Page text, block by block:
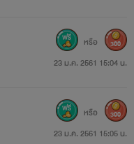
พวิญญาณ
23 ม.ค. 2561 15:04 น.
หรือ 300
23 ม.ค. 2561 15:05 น.
หรือ 300